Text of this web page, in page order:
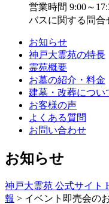
営業時間 9:00～
バスに関する問合
お知らせ
神戸大霊苑の特長
霊苑概要
お墓の紹介・料金
建墓・改葬につい
お客様の声
よくある質問
お問い合わせ
お知らせ
神戸大霊苑 公式サイト
報 > イベント即売会の